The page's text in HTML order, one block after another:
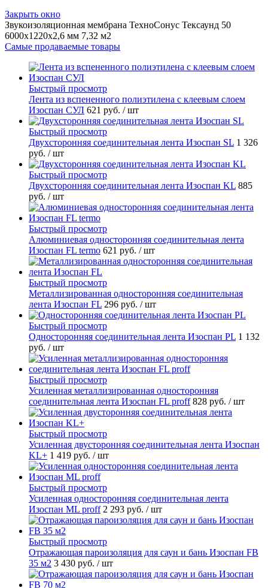
Закрыть окно
Звукоизоляционная мембрана ТехноСонус Тексаунд 50
6000x1220x2,6 мм 7,32 м2
Самые продаваемые товары
Быстрый просмотр
Лента из вспененного полиэтилена с клеевым слоем
Изоспан СУЛ 621 руб. / шт
Быстрый просмотр
Двухсторонняя соединительная лента Изоспан SL 1 326
руб. / шт
Быстрый просмотр
Двухсторонняя соединительная лента Изоспан KL 885
руб. / шт
Быстрый просмотр
Алюминиевая односторонняя соединительная лента
Изоспан FL termo 621 руб. / шт
Быстрый просмотр
Металлизированная односторонняя соединительная
лента Изоспан FL 296 руб. / шт
Быстрый просмотр
Односторонняя соединительная лента Изоспан PL 1 132
руб. / шт
Быстрый просмотр
Усиленная металлизированная односторонняя
соединительная лента Изоспан FL proff 828 руб. / шт
Быстрый просмотр
Усиленная двусторонняя соединительная лента Изоспан
KL+ 1 419 руб. / шт
Быстрый просмотр
Усиленная односторонняя соединительная лента
Изоспан ML proff 2 293 руб. / шт
Быстрый просмотр
Отражающая пароизоляция для саун и бань Изоспан FB
35 м2 3 430 руб. / шт